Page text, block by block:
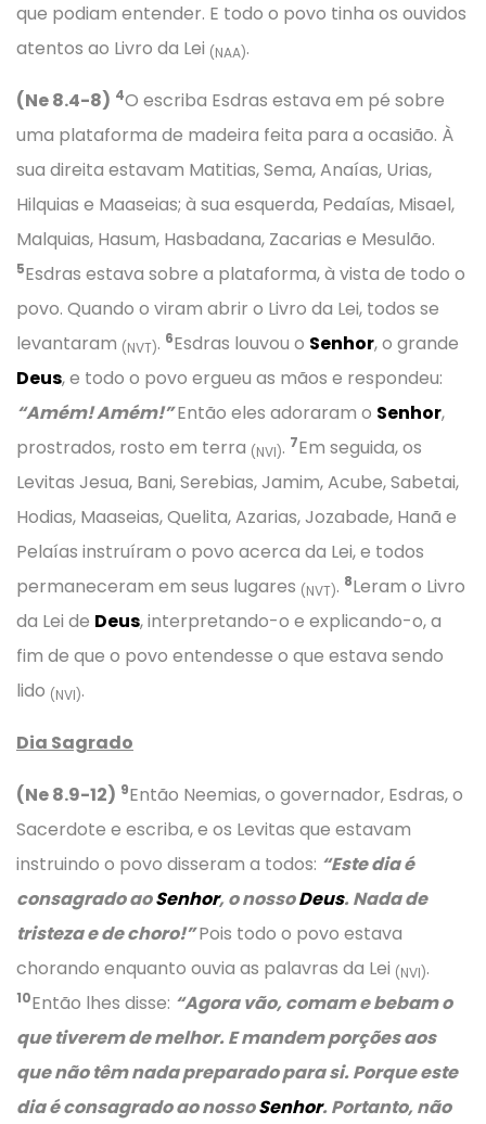
que podiam entender. E todo o povo tinha os ouvidos
atentos ao Livro da Lei (NAA).
(Ne 8.4-8) 4O escriba Esdras estava em pé sobre
uma plataforma de madeira feita para a ocasião. À
sua direita estavam Matitias, Sema, Anaías, Urias,
Hilquias e Maaseias; à sua esquerda, Pedaías, Misael,
Malquias, Hasum, Hasbadana, Zacarias e Mesulão.
5Esdras estava sobre a plataforma, à vista de todo o
povo. Quando o viram abrir o Livro da Lei, todos se
levantaram (NVT). 6Esdras louvou o Senhor, o grande
Deus, e todo o povo ergueu as mãos e respondeu:
“Amém! Amém!”Então eles adoraram o Senhor,
prostrados, rosto em terra (NVI). 7Em seguida, os
Levitas Jesua, Bani, Serebias, Jamim, Acube, Sabetai,
Hodias, Maaseias, Quelita, Azarias, Jozabade, Hanã e
Pelaías instruíram o povo acerca da Lei, e todos
permaneceram em seus lugares (NVT). 8Leram o Livro
da Lei de Deus, interpretando-o e explicando-o, a
fim de que o povo entendesse o que estava sendo
lido (NVI).
Dia Sagrado
(Ne 8.9-12) 9Então Neemias, o governador, Esdras, o
Sacerdote e escriba, e os Levitas que estavam
instruindo o povo disseram a todos: “Este dia é
consagrado aoSenhor, o nossoDeus. Nada de
tristeza e de choro!”Pois todo o povo estava
chorando enquanto ouvia as palavras da Lei (NVI).
10Então lhes disse: “Agora vão, comam e bebam o
que tiverem de melhor. E mandem porções aos
que não têm nada preparado para si. Porque este
dia é consagrado ao nossoSenhor. Portanto, não